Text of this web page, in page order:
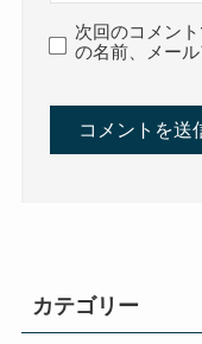
次回のコメン
の名前、メー
カテゴリー